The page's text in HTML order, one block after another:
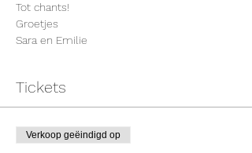
Tot chants!
Groetjes
Sara en Emilie
Tickets
Verkoop geëindigd op